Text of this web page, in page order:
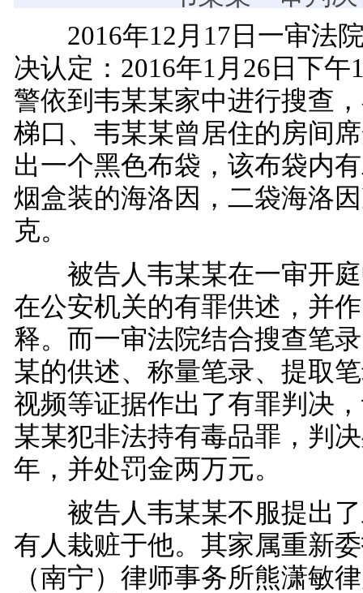
2016年12月17日一审法
决认定：2016年1月26日下午
警依到韦某某家中进行搜查
梯口、韦某某曾居住的房间
出一个黑色布袋，该布袋内
烟盒装的海洛因，二袋海洛
克。
被告人韦某某在一审开庭
在公安机关的有罪供述，并
释。而一审法院结合搜查笔
某的供述、称量笔录、提取
视频等证据作出了有罪判决
某某犯非法持有毒品罪，判
年，并处罚金两万元。
被告人韦某某不服提出了
有人栽赃于他。其家属重新
（南宁）律师事务所熊潇敏